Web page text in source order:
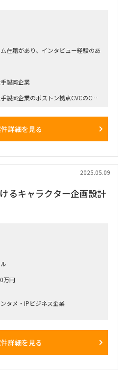
在籍があり、インタビュー経験のあ
製薬企業
製薬企業のボストン拠点CVCのCEO
よってはクライアントの東京本社訪
詳細を見る
2025.05.09
るキャラクター企画設計
万円
タメ・IPビジネス企業
（世の中のニーズ・トレンドを踏まえ
詳細を見る